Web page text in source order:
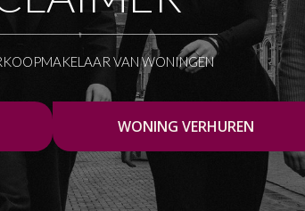
VAN WONINGEN
WONING VERHUREN